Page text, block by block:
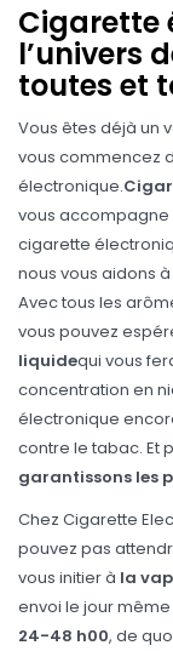
Cigarette
l’univers
toutes et
Vous êtes déjà un
vous commencez
électronique.
vous accompagne
cigarette
nous vous aidons
Avec tous les
vous pouvez
liquidequi vous
concentration en
électronique
contre le tabac. Et
garantissons les
Chez Cigarette
pouvez pas
vous initier à la
envoi le jour
24-48 h00, de